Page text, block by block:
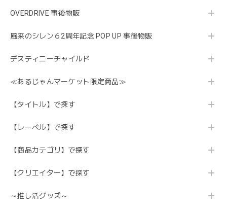
OVERDRIVE 事後物販
風来のシレン６2周年記念 POP UP 事後物販
デスティニーチャイルド
≪あるじゃんマーケット限定商品≫
【タイトル】で探す
【レーベル】で探す
【商品カテゴリ】で探す
【クリエイター】で探す
～推し活グッズ～